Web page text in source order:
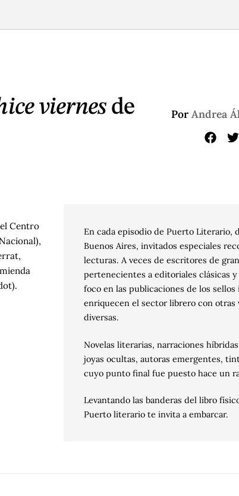
viernesde
Por Andrea
Centro
En cada episodio de Puerto Literario,
Buenos Aires, invitados especiales
lecturas. A veces de escritores de
pertenecientes a editoriales clásicas
foco en las publicaciones de los
enriquecen el sector librero con otras
diversas.
Novelas literarias, narraciones
joyas ocultas, autoras emergentes,
cuyo punto final fue puesto hace un
Levantando las banderas del libro
Puerto literario te invita a embarcar.